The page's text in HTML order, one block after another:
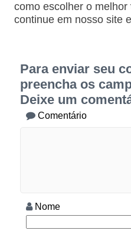
como escolher o melhor
continue em nosso site
Para enviar seu
preencha os
Deixe um
Comentário
Nome